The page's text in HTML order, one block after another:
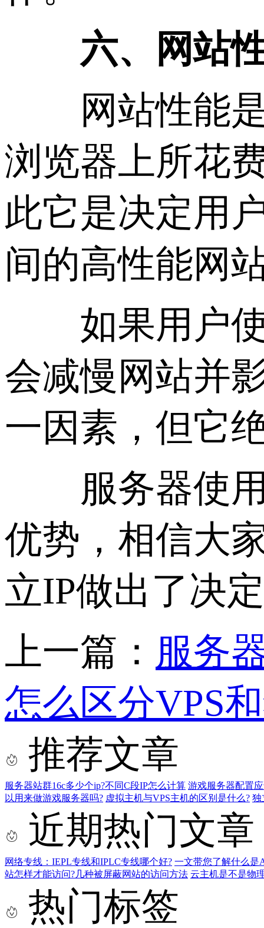
六、网站
网站性能是
浏览器上所花
此它是决定用
间的高性能网
如果用户使
会减慢网站并
一因素，但它
服务器使用
优势，相信大
立IP做出了决
上一篇： 服务
怎么区分VPS
推荐文章
服务器站群16c多少个ip?不同C段IP怎么计算 游戏服务器配置
以用来做游戏服务器吗? 虚拟主机与VPS主机的区别是什么? 独
近期热门文章
网络专线：IEPL专线和IPLC专线哪个好? 一文带您了解什么是
站怎样才能访问?几种被屏蔽网站的访问方法 云主机是不是物
热门标签